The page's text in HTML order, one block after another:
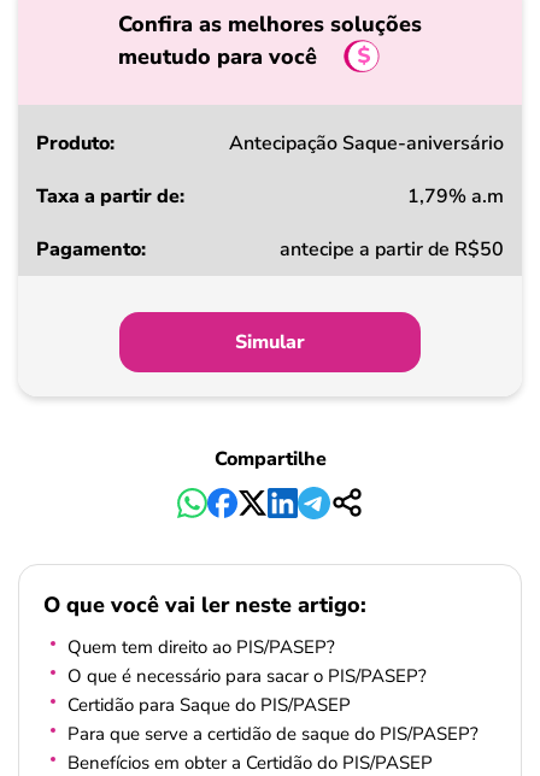
Confira as melhores soluções
meutudo para você
Produto
a
Pagamento
Antecipação Saque-aniversário
1,79% a.m
antecipe a partir de R$50
Simular
Compartilhe
O que você vai ler neste artigo:
Quem tem direito ao PIS/PASEP?
O que é necessário para sacar o PIS/PASEP?
Certidão para Saque do PIS/PASEP
Para que serve a certidão de saque do PIS/PASEP?
Benefícios em obter a Certidão do PIS/PASEP